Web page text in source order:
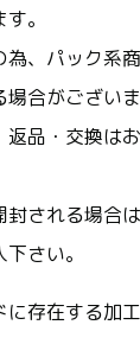
。
為、パック系
合がございま
返品・交換は
封される場合
さい。
に存在する加